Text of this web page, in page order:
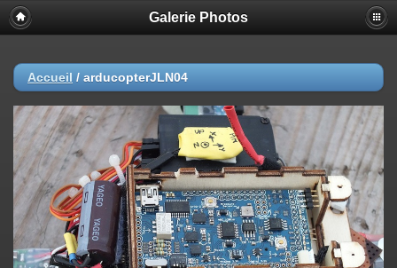
Galerie Photos
Accueil / arducopterJLN04